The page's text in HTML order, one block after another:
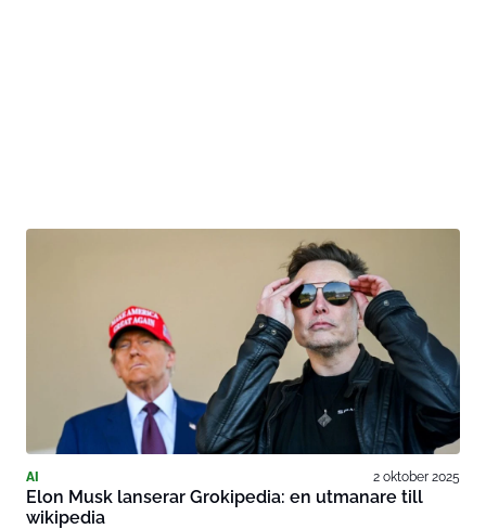
AI 2 oktober 2025
Elon Musk lanserar Grokipedia: en utmanare till
wikipedia